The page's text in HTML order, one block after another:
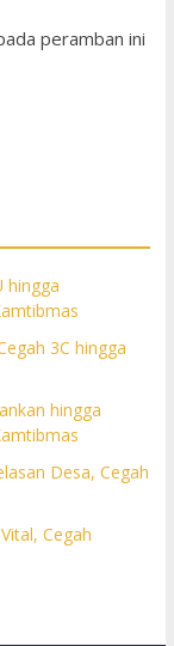
peramban ini
hingga
3C hingga
hingga
Desa, Cegah
Cegah